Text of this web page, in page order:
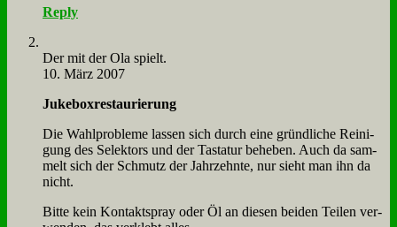
Reply
Der mit der Ola spielt.
10. März 2007
Juke­box­re­stau­rie­rung
Die Wahl­pro­ble­me las­sen sich durch ei­ne gründ­li­che Rei­ni­
gung des Se­lek­tors und der Ta­sta­tur be­he­ben. Auch da sam­
melt sich der Schmutz der Jahr­zehn­te, nur sieht man ihn da
nicht.
Bit­te kein Kon­takt­spray oder Öl an die­sen bei­den Tei­len ver­